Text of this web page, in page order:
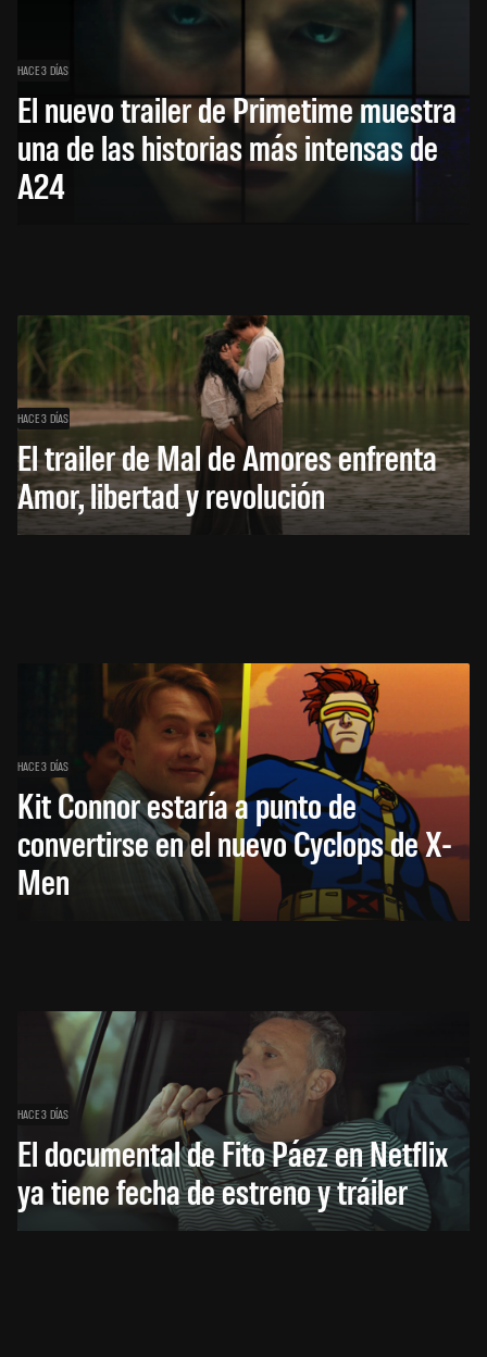
HACE 3 DÍAS
El nuevo trailer de Primetime muestra
una de las historias más intensas de
A24
HACE 3 DÍAS
El trailer de Mal de Amores enfrenta
Amor, libertad y revolución
HACE 3 DÍAS
Kit Connor estaría a punto de
convertirse en el nuevo Cyclops de X-
Men
HACE 3 DÍAS
El documental de Fito Páez en Netflix
ya tiene fecha de estreno y tráiler